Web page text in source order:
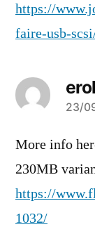
https://
faire-usb-
a
dit :
23/
More info
230MB
https://
1032/